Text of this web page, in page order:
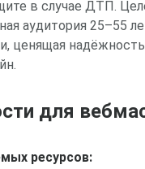
в случае ДТП.
аудитория 25–55
ценящая
для
ресурсов: